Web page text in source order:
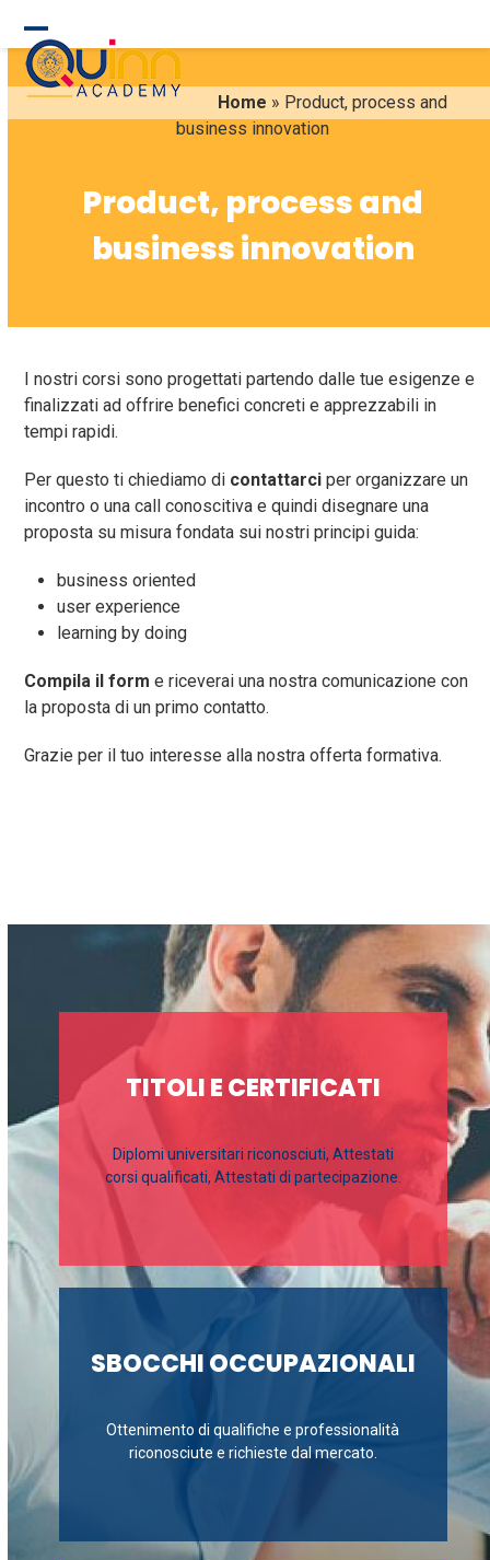
content
Open
mobile
menu
Close
mobile
menu
Home » Product, process and
business innovation
Product, process and
business innovation
I nostri corsi sono progettati partendo dalle tue esigenze e
finalizzati ad offrire benefici concreti e apprezzabili in
tempi rapidi.
Per questo ti chiediamo di contattarci per organizzare un
incontro o una call conoscitiva e quindi disegnare una
proposta su misura fondata sui nostri principi guida:
business oriented
user experience
learning by doing
Compila il form e riceverai una nostra comunicazione con
la proposta di un primo contatto.
Grazie per il tuo interesse alla nostra offerta formativa.
TITOLI E CERTIFICATI
Diplomi universitari riconosciuti, Attestati
corsi qualificati, Attestati di partecipazione.
SBOCCHI OCCUPAZIONALI
Ottenimento di qualifiche e professionalità
riconosciute e richieste dal mercato.